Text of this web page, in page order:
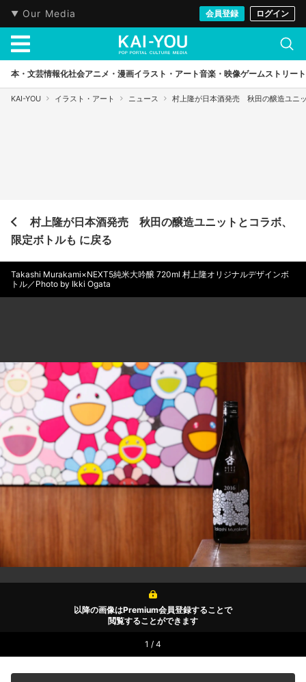
Our Media 会員登録 ログイン
本・文芸情報化社会アニメ・漫画イラスト・アート音楽・映像ゲームストリート
KAI-YOU イラスト・アート ニュース 村上隆が日本酒発売 秋田の醸造ユニ
村上隆が日本酒発売 秋田の醸造ユニットとコラボ、
限定ボトルも に戻る
Takashi Murakami×NEXT5純米大吟醸 720ml 村上隆オリジナルデザインボ
トル／Photo by Ikki Ogata
以降の画像はPremium会員登録することで
閲覧することができます
1 / 4